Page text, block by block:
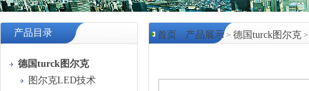
产品目录
德国turck图尔克
图尔克LED技术
首页 > 产品展示> 德国turck图尔克